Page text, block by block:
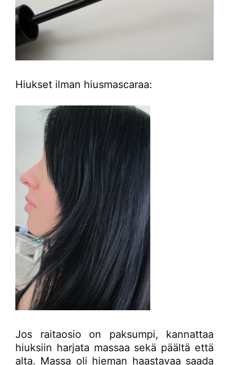
Hiukset ilman hiusmascaraa:
Jos raitaosio on paksumpi, kannattaa
hiuksiin harjata massaa sekä päältä että
alta. Massa oli hieman haastavaa saada